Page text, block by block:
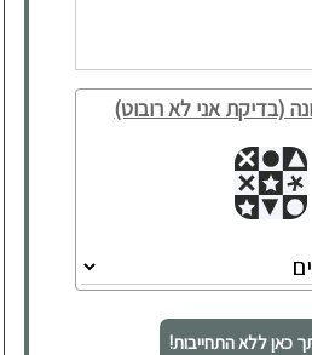
(בדיקת אני לא רובוט)
כאן ללא התחייבות!